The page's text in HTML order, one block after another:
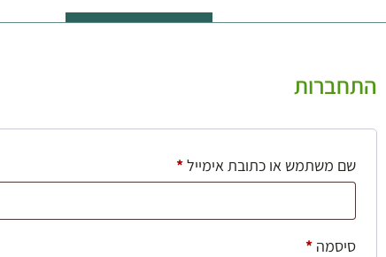
התחברות
שם משתמש או כתובת אימייל*חובה
סיסמה*חובה